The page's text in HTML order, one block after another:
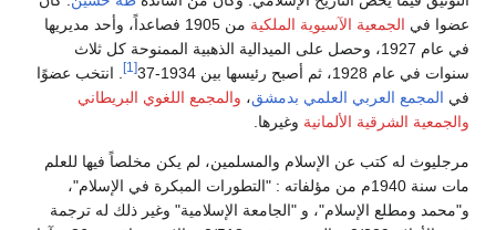
عضوا في الجمعية الآسيوية الملكية
من 1905 فصاعداً، وأحد مديريها
في عام 1927، وحصل على الميدالية الذهبية الممنوحة كل ثلاث
سنوات في عام 1928، ثم أصبح رئيسها بين 1934-37
[1]
. انتخب عضوًا
في المجمع العربي العلمي بدمشق، والمجمع اللغوي البريطاني
والجمعية الشرقية الألمانية وغيرها.
مرجليوث له كتب عن الإسلام والمسلمين، لم يكن مخلصاً فيها للعلم
مات سنة 1940م من مؤلفاته : "التطورات المبكرة في الإسلام"،
و"محمد ومطلع الإسلام"، و "الجامعة الإسلامية" وغير ذلك له ترجمة